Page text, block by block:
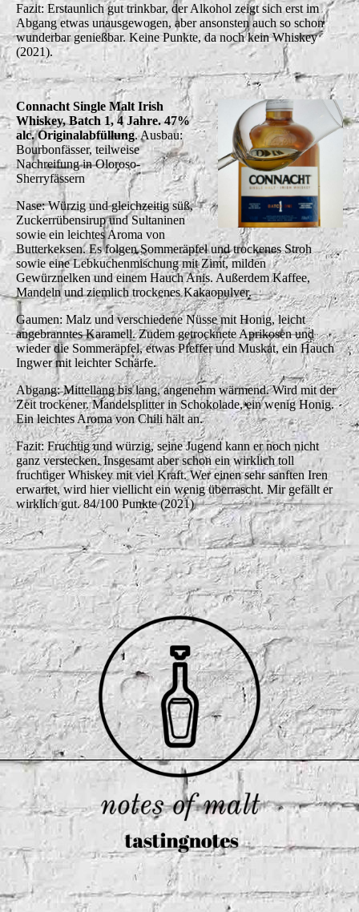
Fazit: Erstaunlich gut trinkbar, der Alkohol zeigt sich erst im
Abgang etwas unausgewogen, aber ansonsten auch so schon
wunderbar genießbar. Keine Punkte, da noch kein Whiskey
(2021).
Connacht Single Malt Irish
Whiskey, Batch 1, 4 Jahre. 47%
alc. Originalabfüllung. Ausbau:
Bourbonfässer, teilweise
Nachreifung in Oloroso-
Sherryfässern
Nase: Würzig und gleichzeitig süß,
Zuckerrübensirup und Sultaninen
sowie ein leichtes Aroma von
Butterkeksen. Es folgen Sommeräpfel und trockenes Stroh
sowie eine Lebkuchenmischung mit Zimt, milden
Gewürznelken und einem Hauch Anis. Außerdem Kaffee,
Mandeln und ziemlich trockenes Kakaopulver.
Gaumen: Malz und verschiedene Nüsse mit Honig, leicht
angebranntes Karamell. Zudem getrocknete Aprikosen und
wieder die Sommeräpfel, etwas Pfeffer und Muskat, ein Hauch
Ingwer mit leichter Schärfe.
Abgang: Mittellang bis lang, angenehm wärmend. Wird mit der
Zeit trockener. Mandelsplitter in Schokolade, ein wenig Honig.
Ein leichtes Aroma von Chili hält an.
Fazit: Fruchtig und würzig, seine Jugend kann er noch nicht
ganz verstecken. Insgesamt aber schon ein wirklich toll
fruchtiger Whiskey mit viel Kraft. Wer einen sehr sanften Iren
erwartet, wird hier viellicht ein wenig überrascht. Mir gefällt er
wirklich gut. 84/100 Punkte (2021)